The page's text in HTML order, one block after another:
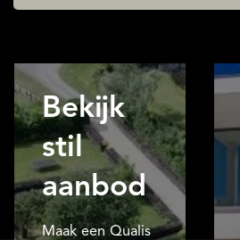
Bekijk
stil
aanbod
Maak een Qualis